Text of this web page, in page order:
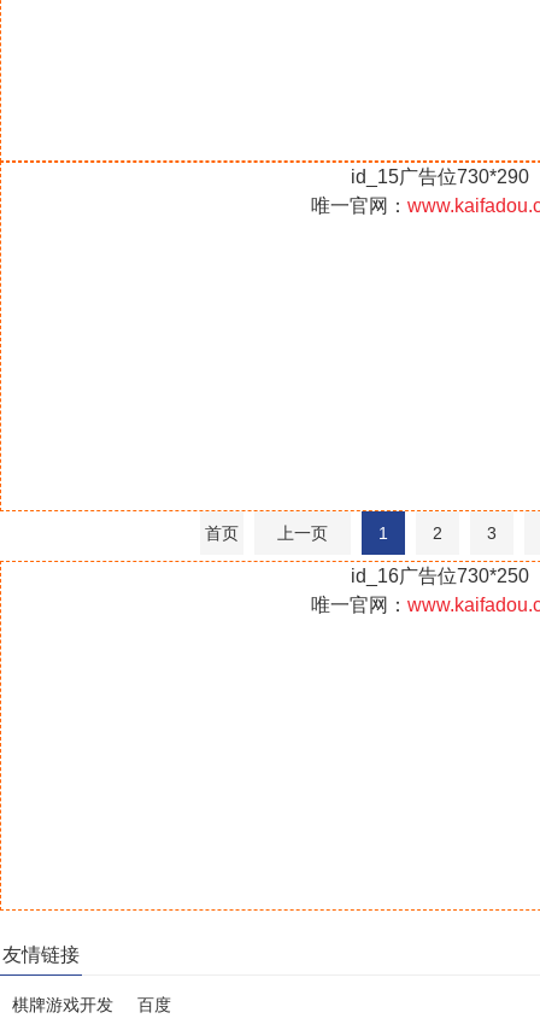
id_15广告位730*290
唯一官网：
首页 上一页 1 2 3
id_16广告位730*250
唯一官网：
友情链接
棋牌游戏开发 百度